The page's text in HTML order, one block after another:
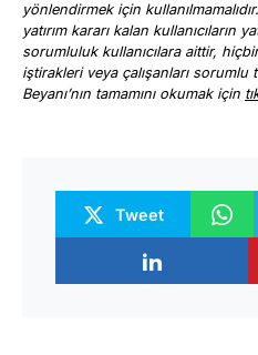
yönlendirmek için
yatırım kararı kalan kullanıcıların
sorumluluk kullanıcılara aittir,
iştirakleri veya çalışanları
Beyanı’nın tamamını okumak için
Tweet